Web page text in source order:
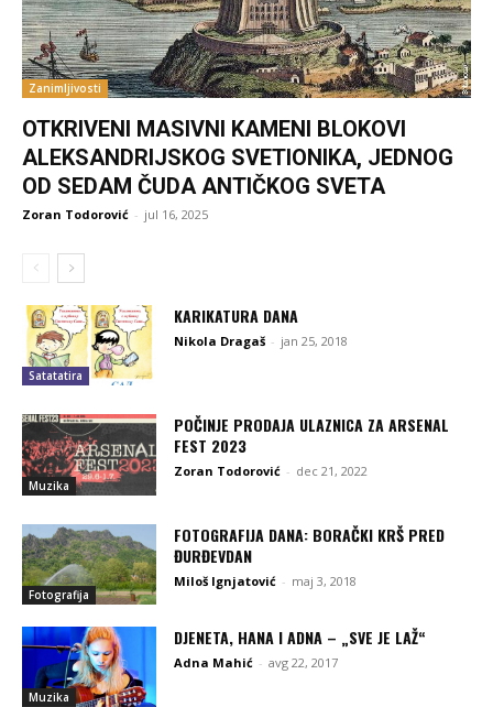
Zanimljivosti
OTKRIVENI MASIVNI KAMENI BLOKOVI
ALEKSANDRIJSKOG SVETIONIKA, JEDNOG
OD SEDAM ČUDA ANTIČKOG SVETA
Zoran Todorović - jul 16, 2025
Satatatira
KARIKATURA DANA
Nikola Dragaš - jan 25, 2018
Muzika
POČINJE PRODAJA ULAZNICA ZA ARSENAL
FEST 2023
Zoran Todorović - dec 21, 2022
Fotografija
FOTOGRAFIJA DANA: BORAČKI KRŠ PRED
ĐURĐEVDAN
Miloš Ignjatović - maj 3, 2018
Muzika
DJENETA, HANA I ADNA – „SVE JE LAŽ“
Adna Mahić - avg 22, 2017